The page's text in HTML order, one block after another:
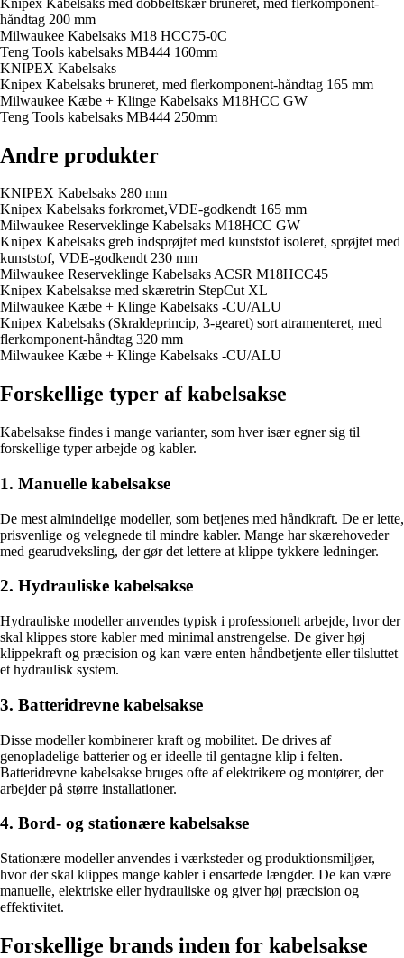
håndtag 200 mm
Milwaukee Kabelsaks M18 HCC75-0C
Teng Tools kabelsaks MB444 160mm
KNIPEX Kabelsaks
Knipex Kabelsaks bruneret, med flerkomponent-håndtag 165 mm
Milwaukee Kæbe + Klinge Kabelsaks M18HCC GW
Teng Tools kabelsaks MB444 250mm
Andre produkter
KNIPEX Kabelsaks 280 mm
Knipex Kabelsaks forkromet,VDE-godkendt 165 mm
Milwaukee Reserveklinge Kabelsaks M18HCC GW
Knipex Kabelsaks greb indsprøjtet med kunststof isoleret, sprøjtet med
kunststof, VDE-godkendt 230 mm
Milwaukee Reserveklinge Kabelsaks ACSR M18HCC45
Knipex Kabelsakse med skæretrin StepCut XL
Milwaukee Kæbe + Klinge Kabelsaks -CU/ALU
Knipex Kabelsaks (Skraldeprincip, 3-gearet) sort atramenteret, med
flerkomponent-håndtag 320 mm
Milwaukee Kæbe + Klinge Kabelsaks -CU/ALU
Forskellige typer af kabelsakse
Kabelsakse findes i mange varianter, som hver især egner sig til
forskellige typer arbejde og kabler.
1. Manuelle kabelsakse
De mest almindelige modeller, som betjenes med håndkraft. De er lette,
prisvenlige og velegnede til mindre kabler. Mange har skærehoveder
med gearudveksling, der gør det lettere at klippe tykkere ledninger.
2. Hydrauliske kabelsakse
Hydrauliske modeller anvendes typisk i professionelt arbejde, hvor der
skal klippes store kabler med minimal anstrengelse. De giver høj
klippekraft og præcision og kan være enten håndbetjente eller tilsluttet
et hydraulisk system.
3. Batteridrevne kabelsakse
Disse modeller kombinerer kraft og mobilitet. De drives af
genopladelige batterier og er ideelle til gentagne klip i felten.
Batteridrevne kabelsakse bruges ofte af elektrikere og montører, der
arbejder på større installationer.
4. Bord- og stationære kabelsakse
Stationære modeller anvendes i værksteder og produktionsmiljøer,
hvor der skal klippes mange kabler i ensartede længder. De kan være
manuelle, elektriske eller hydrauliske og giver høj præcision og
effektivitet.
Forskellige brands inden for kabelsakse